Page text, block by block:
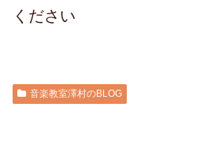
ください
音楽教室澤村のBLOG